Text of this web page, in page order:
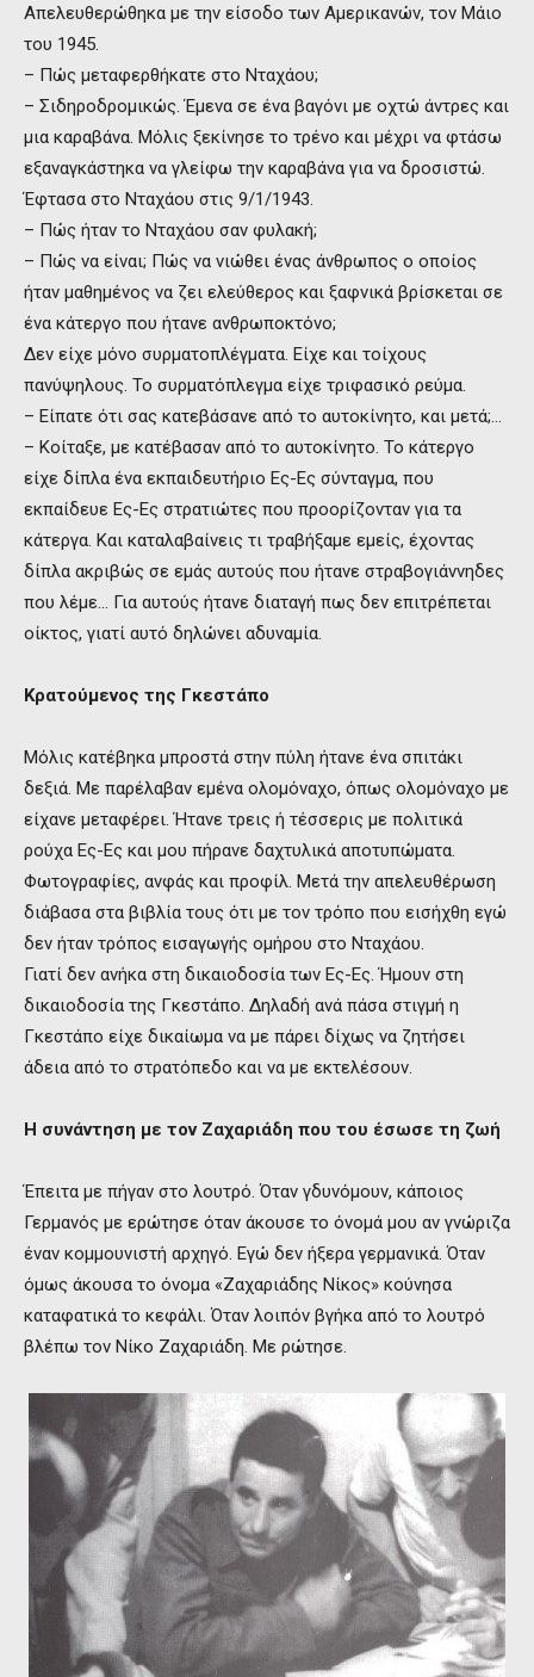
Απελευθερώθηκα με την είσοδο των Αμερικανών, τον Μάιο
του 1945.
– Πώς μεταφερθήκατε στο Νταχάου;
– Σιδηροδρομικώς. Έμενα σε ένα βαγόνι με οχτώ άντρες και
μια καραβάνα. Μόλις ξεκίνησε το τρένο και μέχρι να φτάσω
εξαναγκάστηκα να γλείφω την καραβάνα για να δροσιστώ.
Έφτασα στο Νταχάου στις 9/1/1943.
– Πώς ήταν το Νταχάου σαν φυλακή;
– Πώς να είναι; Πώς να νιώθει ένας άνθρωπος ο οποίος
ήταν μαθημένος να ζει ελεύθερος και ξαφνικά βρίσκεται σε
ένα κάτεργο που ήτανε ανθρωποκτόνο;
Δεν είχε μόνο συρματοπλέγματα. Είχε και τοίχους
πανύψηλους. Το συρματόπλεγμα είχε τριφασικό ρεύμα.
– Είπατε ότι σας κατεβάσανε από το αυτοκίνητο, και μετά;…
– Κοίταξε, με κατέβασαν από το αυτοκίνητο. Το κάτεργο
είχε δίπλα ένα εκπαιδευτήριο Ες-Ες σύνταγμα, που
εκπαίδευε Ες-Ες στρατιώτες που προορίζονταν για τα
κάτεργα. Και καταλαβαίνεις τι τραβήξαμε εμείς, έχοντας
δίπλα ακριβώς σε εμάς αυτούς που ήτανε στραβογιάννηδες
που λέμε… Για αυτούς ήτανε διαταγή πως δεν επιτρέπεται
οίκτος, γιατί αυτό δηλώνει αδυναμία.
Κρατούμενος της Γκεστάπο
Μόλις κατέβηκα μπροστά στην πύλη ήτανε ένα σπιτάκι
δεξιά. Με παρέλαβαν εμένα ολομόναχο, όπως ολομόναχο με
είχανε μεταφέρει. Ήτανε τρεις ή τέσσερις με πολιτικά
ρούχα Ες-Ες και μου πήρανε δαχτυλικά αποτυπώματα.
Φωτογραφίες, ανφάς και προφίλ. Μετά την απελευθέρωση
διάβασα στα βιβλία τους ότι με τον τρόπο που εισήχθη εγώ
δεν ήταν τρόπος εισαγωγής ομήρου στο Νταχάου.
Γιατί δεν ανήκα στη δικαιοδοσία των Ες-Ες. Ήμουν στη
δικαιοδοσία της Γκεστάπο. Δηλαδή ανά πάσα στιγμή η
Γκεστάπο είχε δικαίωμα να με πάρει δίχως να ζητήσει
άδεια από το στρατόπεδο και να με εκτελέσουν.
Η συνάντηση με τον Ζαχαριάδη που του έσωσε τη ζωή
Έπειτα με πήγαν στο λουτρό. Όταν γδυνόμουν, κάποιος
Γερμανός με ερώτησε όταν άκουσε το όνομά μου αν γνώριζα
έναν κομμουνιστή αρχηγό. Εγώ δεν ήξερα γερμανικά. Όταν
όμως άκουσα το όνομα «Ζαχαριάδης Νίκος» κούνησα
καταφατικά το κεφάλι. Όταν λοιπόν βγήκα από το λουτρό
βλέπω τον Νίκο Ζαχαριάδη. Με ρώτησε.